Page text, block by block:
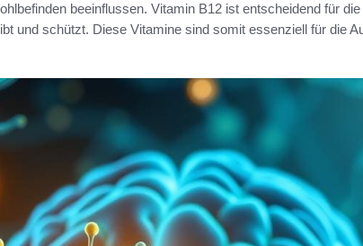
beeinflussen. Vitamin B12 ist entscheidend für
und schützt. Diese Vitamine sind somit essenziell für die